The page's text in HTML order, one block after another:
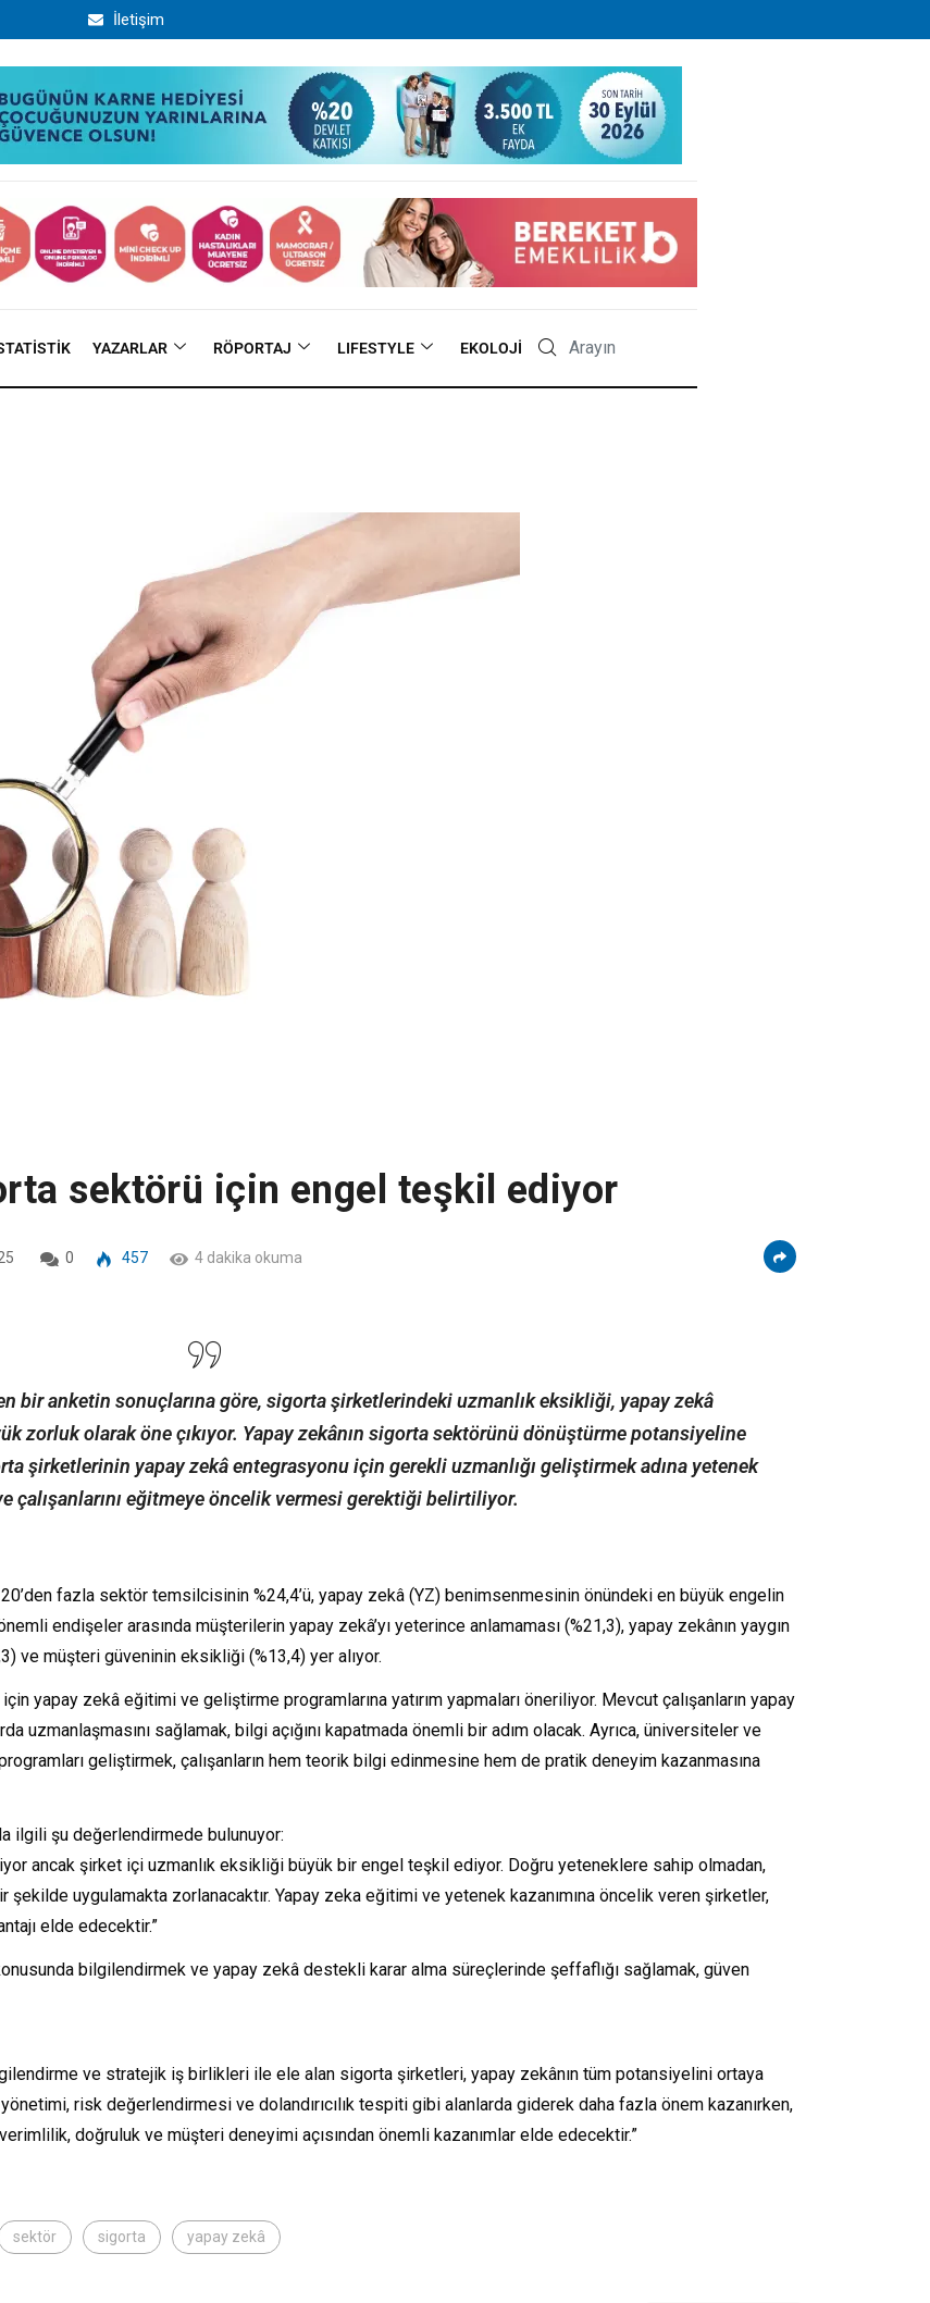
İletişim
YAZARLAR RÖPORTAJ LIFESTYLE EKOLOJI
sektörü için engel teşkil ediyor
0 457 4 dakika okuma
bir anketin sonuçlarına göre, sigorta şirketlerindeki uzmanlık eksikliği, yapay zekâ
zorluk olarak öne çıkıyor. Yapay zekânın sigorta sektörünü dönüştürme potansiyeline
şirketlerinin yapay zekâ entegrasyonu için gerekli uzmanlığı geliştirmek adına yetenek
çalışanlarını eğitmeye öncelik vermesi gerektiği belirtiliyor.
fazla sektör temsilcisinin %24,4’ü, yapay zekâ (YZ) benimsenmesinin önündeki en büyük engelin
endişeler arasında müşterilerin yapay zekâ’yı yeterince anlamaması (%21,3), yapay zekânın yaygın
ve müşteri güveninin eksikliği (%13,4) yer alıyor.
yapay zekâ eğitimi ve geliştirme programlarına yatırım yapmaları öneriliyor. Mevcut çalışanların yapay
uzmanlaşmasını sağlamak, bilgi açığını kapatmada önemli bir adım olacak. Ayrıca, üniversiteler ve
geliştirmek, çalışanların hem teorik bilgi edinmesine hem de pratik deneyim kazanmasına
ilgili şu değerlendirmede bulunuyor:
ancak şirket içi uzmanlık eksikliği büyük bir engel teşkil ediyor. Doğru yeteneklere sahip olmadan,
uygulamakta zorlanacaktır. Yapay zeka eğitimi ve yetenek kazanımına öncelik veren şirketler,
elde edecektir.”
bilgilendirmek ve yapay zekâ destekli karar alma süreçlerinde şeffaflığı sağlamak, güven
ve stratejik iş birlikleri ile ele alan sigorta şirketleri, yapay zekânın tüm potansiyelini ortaya
risk değerlendirmesi ve dolandırıcılık tespiti gibi alanlarda giderek daha fazla önem kazanırken,
doğruluk ve müşteri deneyimi açısından önemli kazanımlar elde edecektir.”
sektör sigorta yapay zekâ